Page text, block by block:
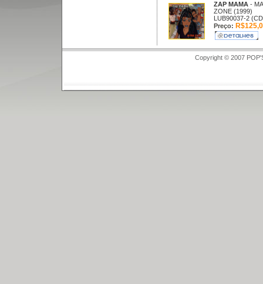
ZAP MAMA - MA
ZONE (1999)
LUB90037-2
Preço:
Copyright © 2007